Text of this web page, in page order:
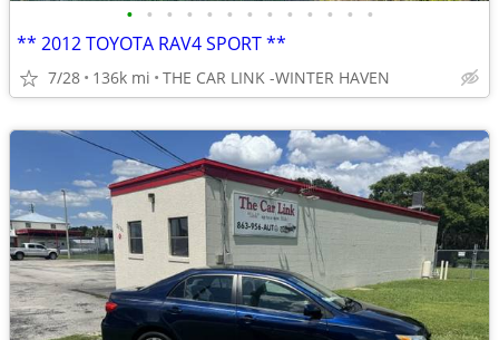
• • • • • • • • • • • • •
** 2012 TOYOTA RAV4 SPORT **
7/28 136k mi THE CAR LINK -WINTER HAVEN